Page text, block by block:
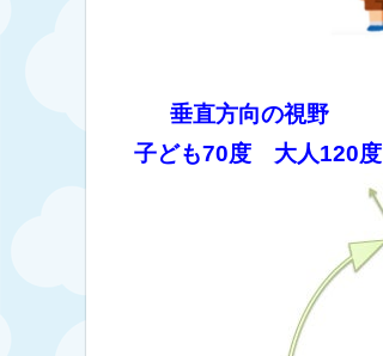
垂直方向の視野
子ども70度 大人120度